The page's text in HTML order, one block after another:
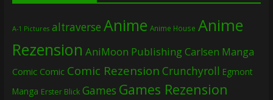
A-1 Pictures altraverse Anime Anime House Anime
Rezension AniMoon PublishingCarlsen Manga
Comic Comic Comic Rezension Crunchyroll Egmont
Manga Erster Blick Games Games Rezension